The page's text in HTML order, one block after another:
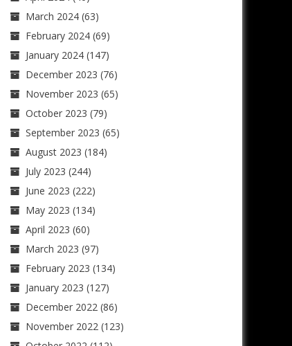
March 2024(63)
February 2024(69)
January 2024(147)
December 2023 (76)
November 2023 (65)
October 2023 (79)
September 2023 (65)
August 2023 (184)
July 2023 (244)
June 2023 (222)
May 2023 (134)
April 2023 (60)
March 2023 (97)
February 2023 (134)
January 2023 (127)
December 2022(86)
November 2022(123)